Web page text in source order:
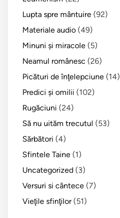
Lupta spre mântuire (92)
Materiale audio (49)
Minuni şi miracole (5)
Neamul românesc (26)
Picături de înţelepciune (14)
Predici şi omilii (102)
Rugăciuni (24)
Să nu uităm trecutul (53)
Sărbători (4)
Sfintele Taine (1)
Uncategorized (3)
Versuri si cântece (7)
Vieţile sfinţilor(51)